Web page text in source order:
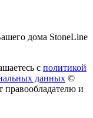
дома StoneLine
с политикой
данных ©
правообладателю и